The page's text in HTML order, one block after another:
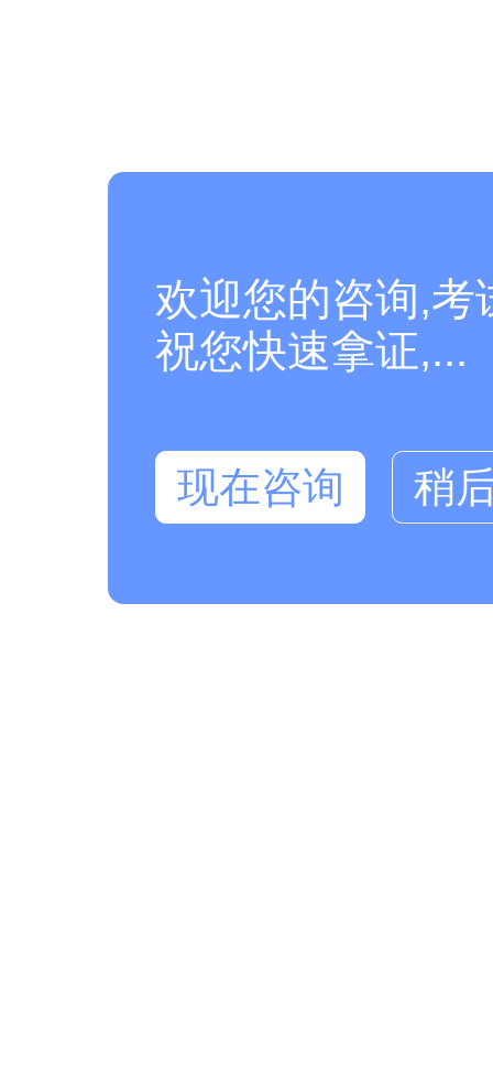
欢迎您的咨询,考
祝您快速拿证,...
现在咨询 稍